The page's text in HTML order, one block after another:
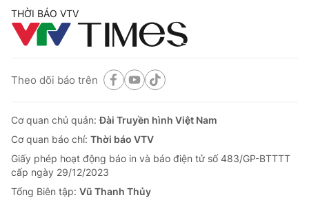
Phim VTV
Hậu trường
Giải sao mai
Giải trí
Điện ảnh
Âm nhạc
Du lịch
Làm đẹp
Chất lượng cuộc sống
Tuyển sinh
Học trực tuyến
Công nghệ
Hitech Công nghệ tương lai
Sản phẩm
Giao lưu trực tuyến
THỜI BÁO VTV
Theo dõi báo trên
Cơ quan chủ quản:Đài Truyền hình Việt Nam
Cơ quan báo chí: Thời báo VTV
Giấy phép hoạt động báo in và báo điện tử số 483/GP-BTTTT
cấp ngày 29/12/2023
Tổng Biên tập: Vũ Thanh Thủy